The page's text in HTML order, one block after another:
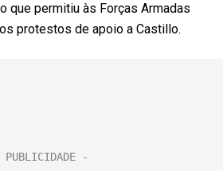
que permitiu às Forças Armadas
protestos de apoio a Castillo.